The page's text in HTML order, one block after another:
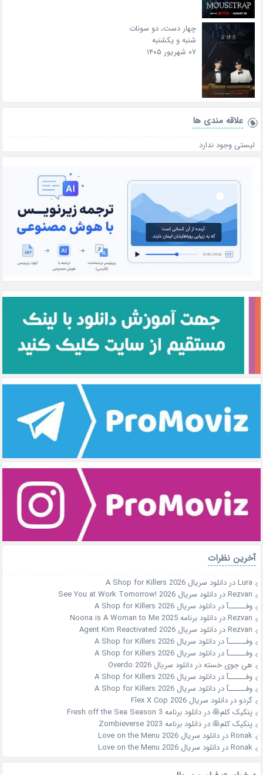
چهار دست، دو سونات
شنبه و یکشنبه
۰۷ شهریور ۱۴۰۵
علاقه‌ مندی ها
لیستی وجود ندارد
آخرین نظرات
Luraدردانلود سریال A Shop for Killers 2026
Rezvanدردانلود سریال See You at Work Tomorrow! 2026
وفــــــآدردانلود سریال A Shop for Killers 2026
Rezvanدردانلود برنامه Noona is A Woman to Me 2025
Rezvanدردانلود سریال Agent Kim Reactivated 2026
وفــــــآدردانلود سریال A Shop for Killers 2026
وفــــــآدردانلود سریال A Shop for Killers 2026
هی جوی خستهدردانلود سریال Overdo 2026
وفــــــآدردانلود سریال A Shop for Killers 2026
وفــــــآدردانلود سریال A Shop for Killers 2026
گردو دردانلود سریال Flex X Cop 2026
پنکیک کلم🥞دردانلود برنامه Fresh off the Sea Season 3
پنکیک کلم🥞دردانلود برنامه Zombieverse 2023
Ronakدردانلود سریال Love on the Menu 2026
Ronakدردانلود سریال Love on the Menu 2026